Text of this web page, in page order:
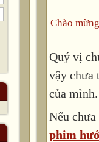
Chào
Quý vị
vậy chưa
của mình.
Nếu
phim